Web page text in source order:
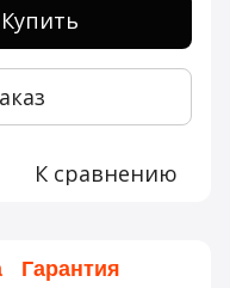
Купить
К сравнению
Гарантия